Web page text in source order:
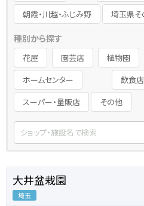
朝霞・川越・ふじみ野
埼玉県そ
種別から探す
花屋 園芸店 植物園
ホームセンター
飲食店
スーパー・量販店
その他
大井盆栽園
埼玉